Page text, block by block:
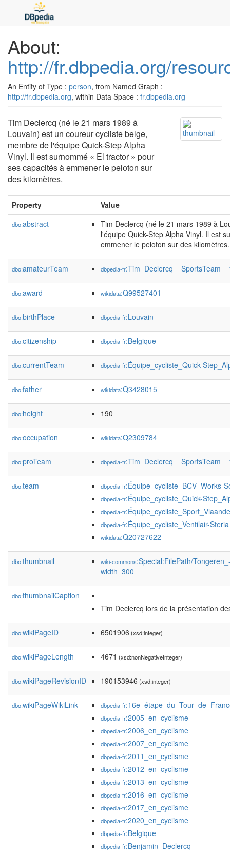
About:
http://fr.dbpedia.org/
An Entity of Type : person, from Named Graph :
http://fr.dbpedia.org, within Data Space : fr.dbpedia.org
Tim Declercq (né le 21 mars 1989 à
Louvain) est un coureur cycliste belge,
membre de l'équipe Quick-Step Alpha
Vinyl. Il est surnommé « El tractor » pour
ses capacités à emmener le peloton sur
des kilomètres.
Property Value
dbo:abstract
Tim Declercq (né le 21 mars 1989 à
l'équipe Quick-Step Alpha Vinyl. Il est
emmener le peloton sur des kilomètres.
dbo:amateurTeam dbpedia-fr
dbo:award wikidata:Q99527401
dbo:birthPlace dbpedia-fr:Louvain
dbo:citizenship dbpedia-fr:Belgique
dbo:currentTeam dbpedia-fr:Équipe_cycliste_Quick-
dbo:father wikidata:Q3428015
dbo:height 190
dbo:occupation wikidata:Q2309784
dbo:proTeam dbpedia-fr
dbo:team dbpedia-fr:Équipe_cycliste_BCV_Works-
dbpedia-fr:Équipe_cycliste_Quick-
dbpedia-fr
dbpedia-fr:Équipe_cycliste_Ventilair-Steria
wikidata:Q20727622
dbo:thumbnail wiki-commons:Special:FilePath/
width=300
dbo:thumbnailCaption
Tim Declercq lors de la présentation
dbo:wikiPageID 6501906 (xsd:integer)
dbo:wikiPageLength 4671 (xsd:nonNegativeInteger)
dbo:wikiPageRevisionID 190153946 (xsd:integer)
dbo:wikiPageWikiLink dbpedia-fr
dbpedia-fr:2005_en_cyclisme
dbpedia-fr:2006_en_cyclisme
dbpedia-fr:2007_en_cyclisme
dbpedia-fr:2011_en_cyclisme
dbpedia-fr:2012_en_cyclisme
dbpedia-fr:2013_en_cyclisme
dbpedia-fr:2016_en_cyclisme
dbpedia-fr:2017_en_cyclisme
dbpedia-fr:2020_en_cyclisme
dbpedia-fr:Belgique
dbpedia-fr:Benjamin_Declercq